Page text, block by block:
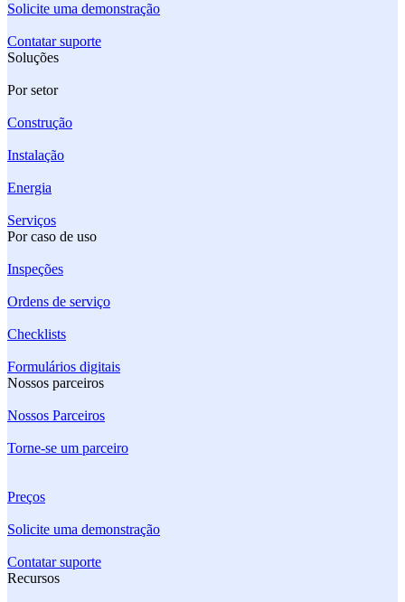
Solicite uma demonstração
Contatar suporte
Soluções
Por setor
Construção
Instalação
Energia
Serviços
Por caso de uso
Inspeções
Ordens de serviço
Checklists
Formulários digitais
Nossos parceiros
Nossos Parceiros
Torne-se um parceiro
Preços
Solicite uma demonstração
Contatar suporte
Recursos